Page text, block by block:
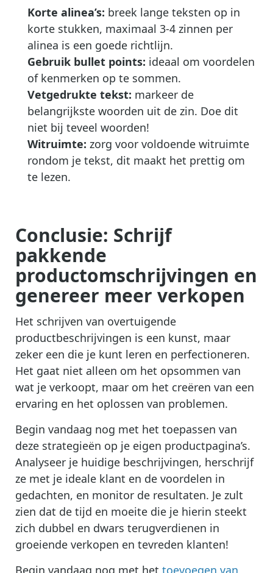
Korte alinea’s: breek lange teksten op in
korte stukken, maximaal 3-4 zinnen per
alinea is een goede richtlijn.
Gebruik bullet points: ideaal om voordelen
of kenmerken op te sommen.
Vetgedrukte tekst: markeer de
belangrijkste woorden uit de zin. Doe dit
niet bij teveel woorden!
Witruimte: zorg voor voldoende witruimte
rondom je tekst, dit maakt het prettig om
te lezen.
Conclusie: Schrijf
pakkende
productomschrijvingen en
genereer meer verkopen
Het schrijven van overtuigende
productbeschrijvingen is een kunst, maar
zeker een die je kunt leren en perfectioneren.
Het gaat niet alleen om het opsommen van
wat je verkoopt, maar om het creëren van een
ervaring en het oplossen van problemen.
Begin vandaag nog met het toepassen van
deze strategieën op je eigen productpagina’s.
Analyseer je huidige beschrijvingen, herschrijf
ze met je ideale klant en de voordelen in
gedachten, en monitor de resultaten. Je zult
zien dat de tijd en moeite die je hierin steekt
zich dubbel en dwars terugverdienen in
groeiende verkopen en tevreden klanten!
Begin vandaag nog met het toevoegen van